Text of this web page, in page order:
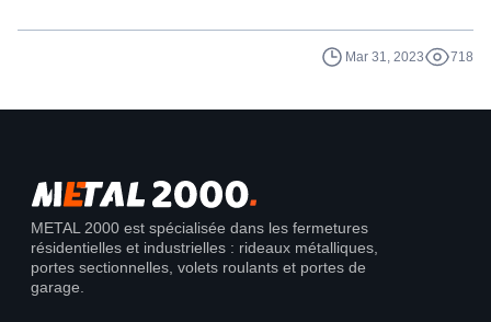
moteur de volet roulant Simu peuvent varier
obtenir des instructions précises.
Mar 31, 2023 718
METAL 2000 est spécialisée dans les fermetures
résidentielles et industrielles : rideaux métalliques,
portes sectionnelles, volets roulants et portes de
garage.